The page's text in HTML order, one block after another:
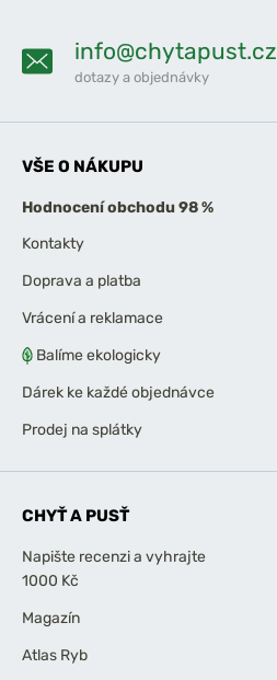
info@chytapust.cz
dotazy a objednávky
VŠE O NÁKUPU
Hodnocení obchodu 98 %
Kontakty
Doprava a platba
Vrácení a reklamace
Balíme ekologicky
Dárek ke každé objednávce
Prodej na splátky
CHYŤ A PUSŤ
Napište recenzi a vyhrajte
1000 Kč
Magazín
Atlas Ryb